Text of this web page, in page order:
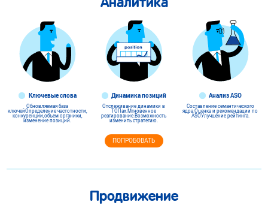
Ключевые слова
Обновляемая база
ключейОпределение частотности,
конкуренции,объем органики,
изменение позиций.
Динамика позиций
Отслеживание динамики в
ТОПах.Мгновенное
реагирование.Возможность
изменить стратегию.
Анализ ASO
Составление семантического
ядра.Оценка и рекомендации по
ASOУлучшение рейтинга.
ПОПРОБОВАТЬ
Продвижение